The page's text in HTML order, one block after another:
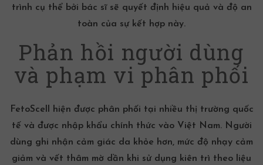
trình cụ thể bởi bác sĩ sẽ quyết định hiệu quả và độ an
toàn của sự kết hợp này.
Phản hồi người dùng
và phạm vi phân phối
FetoScell hiện được phân phối tại nhiều thị trường quốc
tế và được nhập khẩu chính thức vào Việt Nam. Người
dùng ghi nhận cảm giác da khỏe hơn, mức độ nhạy cảm
giảm và vết thâm mờ dần khi sử dụng kiên trì theo liệu